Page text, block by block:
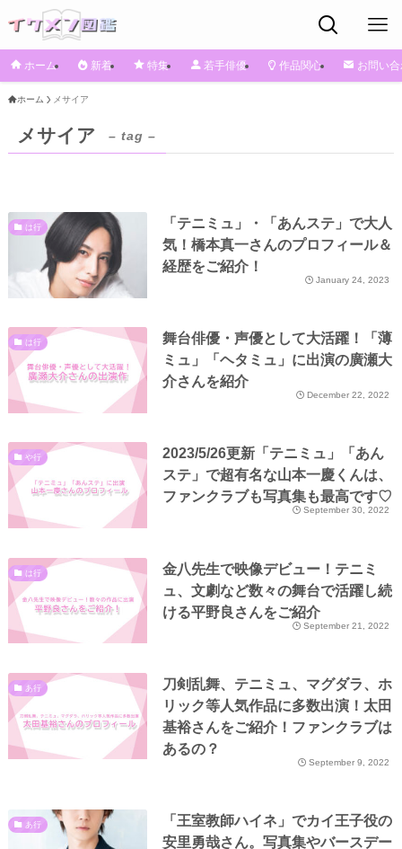
ホーム 新着 特集 若手俳優 作品関心 お問い
ホーム メサイア
メサイア – tag –
は行
「テニミュ」・「あんステ」で大人
気！橋本真一さんのプロフィール＆
経歴をご紹介！
January 24, 2023
は行
舞台俳優・声優として大活躍！「薄
ミュ」「ヘタミュ」に出演の廣瀬大
介さんを紹介
December 22, 2022
や行
2023/5/26更新「テニミュ」「あん
ステ」で超有名な山本一慶くんは、
ファンクラブも写真集も最高です♡
September 30, 2022
は行
金八先生で映像デビュー！テニミ
ュ、文劇など数々の舞台で活躍し続
ける平野良さんをご紹介
September 21, 2022
あ行
刀剣乱舞、テニミュ、マグダラ、ホ
リック等人気作品に多数出演！太田
基裕さんをご紹介！ファンクラブは
あるの？
September 9, 2022
あ行
「王室教師ハイネ」でカイ王子役の
安里勇哉さん。写真集やバースデー